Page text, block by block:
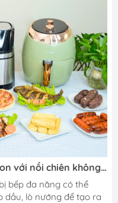
với nồi chiên không
bếp đa năng có thể
dầu, lò nướng để tạo ra